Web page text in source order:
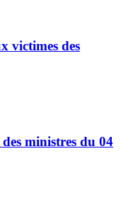
victimes des
ministres du 04